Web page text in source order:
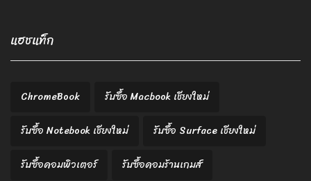
แฮชแท็ก
ChromeBook
รับซื้อ Macbook เชียงใหม่
รับซื้อ Notebook เชียงใหม่
รับซื้อ Surface เชียงใหม่
รับซื้อคอมพิวเตอร์
รับซื้อคอมร้านเกมส์